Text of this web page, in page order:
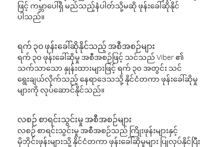
ဖြင့် ကမ္ဘာပေါ်ရှိ မည်သည့်နံပါတ်သို့မဆို ဖုန်းခေါ်ဆိုနိုင်
ပါသည်။
ရက် ၃၀ ဖုန်းခေါ်ဆိုနိုင်သည့် အစီအစဉ်များ
ရက် ၃၀ ဖုန်းခေါ်ဆိုမှု အစီအစဉ်ဖြင့် သင်သည် Viber ၏
သက်သာသော နှုန်းထားများဖြင့် ရက် ၃၀ အတွင်း သင်
ရွေးချယ်လိုက်သည့် နေရာဒေသသို့ နိုင်ငံတကာ ဖုန်းခေါ်ဆိုမှု
များကို လုပ်ဆောင်နိုင်သည်။
လစဉ် စာရင်းသွင်းမှု အစီအစဉ်များ
လစဉ် စာရင်းသွင်းမှု အစီအစဉ်သည် ကြိုးဖုန်းများနှင့်
မိုဘိုင်းဖုန်းများသို့ နိုင်ငံတကာ ဖုန်းခေါ်ဆိုမှုများ ပြုလုပ်နိုင်ပြီး